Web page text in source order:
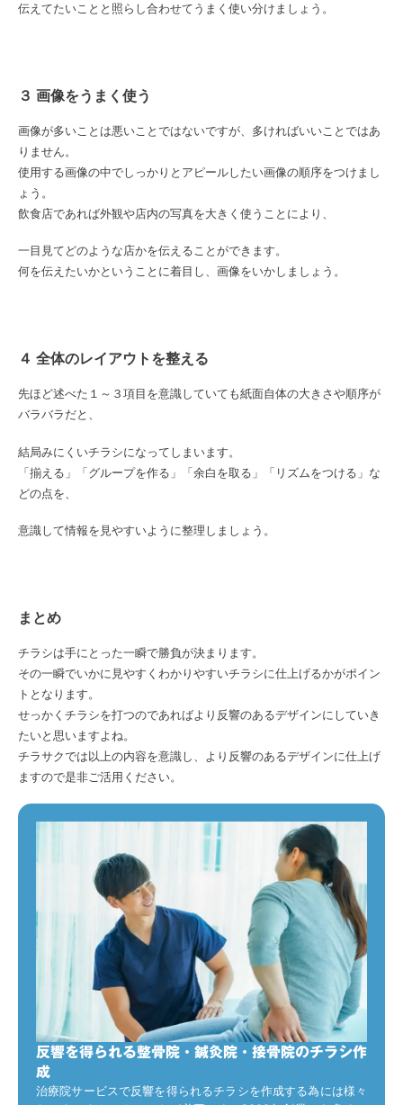
伝えてたいことと照らし合わせてうまく使い分けましょう。
３ 画像をうまく使う
画像が多いことは悪いことではないですが、多ければいいことではあ
りません。
使用する画像の中でしっかりとアピールしたい画像の順序をつけまし
ょう。
飲食店であれば外観や店内の写真を大きく使うことにより、
一目見てどのような店かを伝えることができます。
何を伝えたいかということに着目し、画像をいかしましょう。
４ 全体のレイアウトを整える
先ほど述べた１～３項目を意識していても紙面自体の大きさや順序が
バラバラだと、
結局みにくいチラシになってしまいます。
「揃える」「グループを作る」「余白を取る」「リズムをつける」な
どの点を、
意識して情報を見やすいように整理しましょう。
まとめ
チラシは手にとった一瞬で勝負が決まります。
その一瞬でいかに見やすくわかりやすいチラシに仕上げるかがポイン
トとなります。
せっかくチラシを打つのであればより反響のあるデザインにしていき
たいと思いますよね。
チラサクでは以上の内容を意識し、より反響のあるデザインに仕上げ
ますので是非ご活用ください。
反響を得られる整骨院・鍼灸院・接骨院のチラシ作
成
治療院サービスで反響を得られるチラシを作成する為には様々